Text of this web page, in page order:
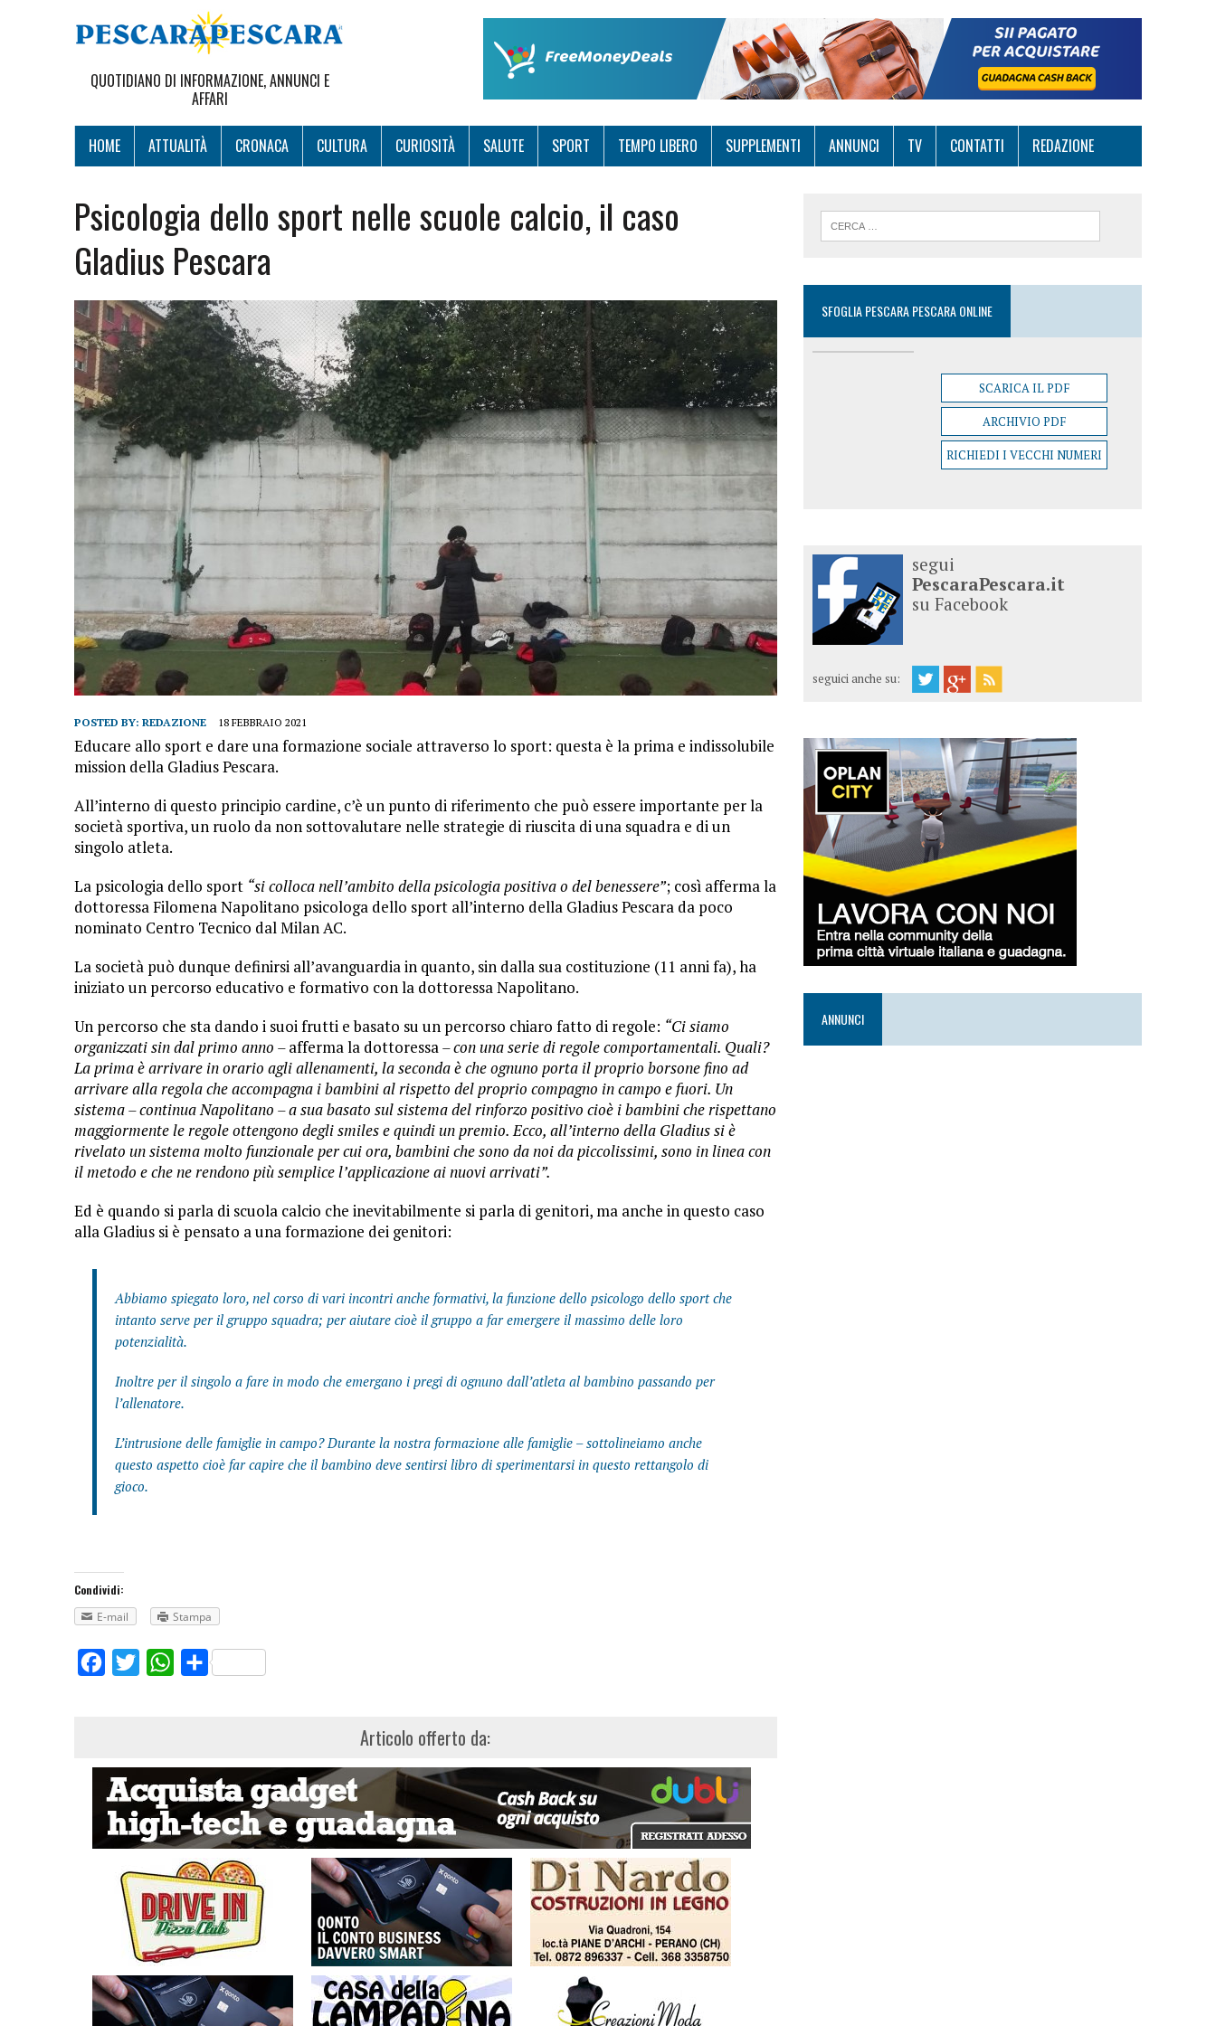
QUOTIDIANO DI INFORMAZIONE, ANNUNCI E
AFFARI
HOME ATTUALITÀ CRONACA CULTURA CURIOSITÀ SALUTE SPORT TEMPO LIBERO SUPPLEMENTI ANNUNCI TV CONTATTI REDAZIONE
Psicologia dello sport nelle scuole calcio, il caso
Gladius Pescara
POSTED BY: REDAZIONE 18 FEBBRAIO 2021
Educare allo sport e dare una formazione sociale attraverso lo sport: questa è la prima e indissolubile
mission della Gladius Pescara.
All’interno di questo principio cardine, c’è un punto di riferimento che può essere importante per la
società sportiva, un ruolo da non sottovalutare nelle strategie di riuscita di una squadra e di un
singolo atleta.
La psicologia dello sport “si colloca nell’ambito della psicologia positiva o del benessere”; così afferma la
dottoressa Filomena Napolitano psicologa dello sport all’interno della Gladius Pescara da poco
nominato Centro Tecnico dal Milan AC.
La società può dunque definirsi all’avanguardia in quanto, sin dalla sua costituzione (11 anni fa), ha
iniziato un percorso educativo e formativo con la dottoressa Napolitano.
Un percorso che sta dando i suoi frutti e basato su un percorso chiaro fatto di regole: “Ci siamo
organizzati sin dal primo anno –afferma la dottoressa– con una serie di regole comportamentali. Quali?
La prima è arrivare in orario agli allenamenti, la seconda è che ognuno porta il proprio borsone fino ad
arrivare alla regola che accompagna i bambini al rispetto del proprio compagno in campo e fuori. Un
sistema – continua Napolitano – a sua basato sul sistema del rinforzo positivo cioè i bambini che rispettano
maggiormente le regole ottengono degli smiles e quindi un premio. Ecco, all’interno della Gladius si è
rivelato un sistema molto funzionale per cui ora, bambini che sono da noi da piccolissimi, sono in linea con
il metodo e che ne rendono più semplice l’applicazione ai nuovi arrivati”.
Ed è quando si parla di scuola calcio che inevitabilmente si parla di genitori, ma anche in questo caso
alla Gladius si è pensato a una formazione dei genitori:
Abbiamo spiegato loro, nel corso di vari incontri anche formativi, la funzione dello psicologo dello sport che
intanto serve per il gruppo squadra; per aiutare cioè il gruppo a far emergere il massimo delle loro
potenzialità.
Inoltre per il singolo a fare in modo che emergano i pregi di ognuno dall’atleta al bambino passando per
l’allenatore.
L’intrusione delle famiglie in campo? Durante la nostra formazione alle famiglie – sottolineiamo anche
questo aspetto cioè far capire che il bambino deve sentirsi libro di sperimentarsi in questo rettangolo di
gioco.
Condividi:
E-mail
Stampa
FacebookTwitterWhatsApp
Share
Articolo offerto da:
SFOGLIA PESCARA PESCARA ONLINE
SCARICA IL PDF
ARCHIVIO PDF
RICHIEDI I VECCHI NUMERI
segui
PescaraPescara.it
su Facebook
seguici anche su:
ANNUNCI